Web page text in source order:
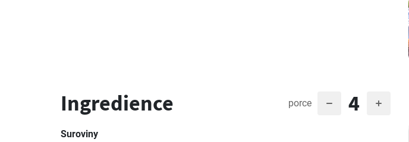
Ingredience porce 4
Suroviny